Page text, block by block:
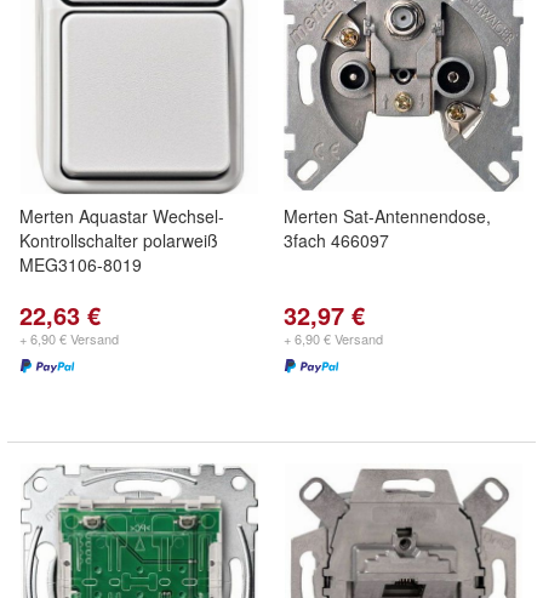
Merten Aquastar Wechsel-
Kontrollschalter polarweiß
MEG3106-8019
22,63 €
+ 6,90 € Versand
Merten Sat-Antennendose,
3fach 466097
32,97 €
+ 6,90 € Versand